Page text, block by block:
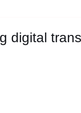
digital